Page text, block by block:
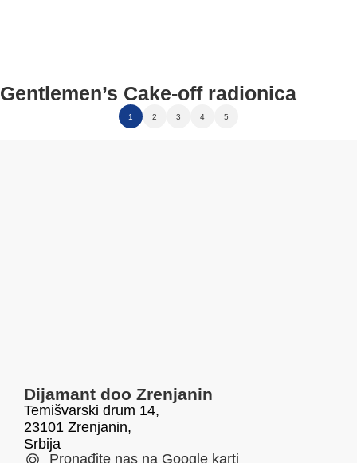
Gentlemen’s Cake‑off radionica
1 2 3 4 5
Dijamant doo Zrenjanin
Temišvarski drum 14,
23101 Zrenjanin,
Srbija
Pronađite nas na Google karti